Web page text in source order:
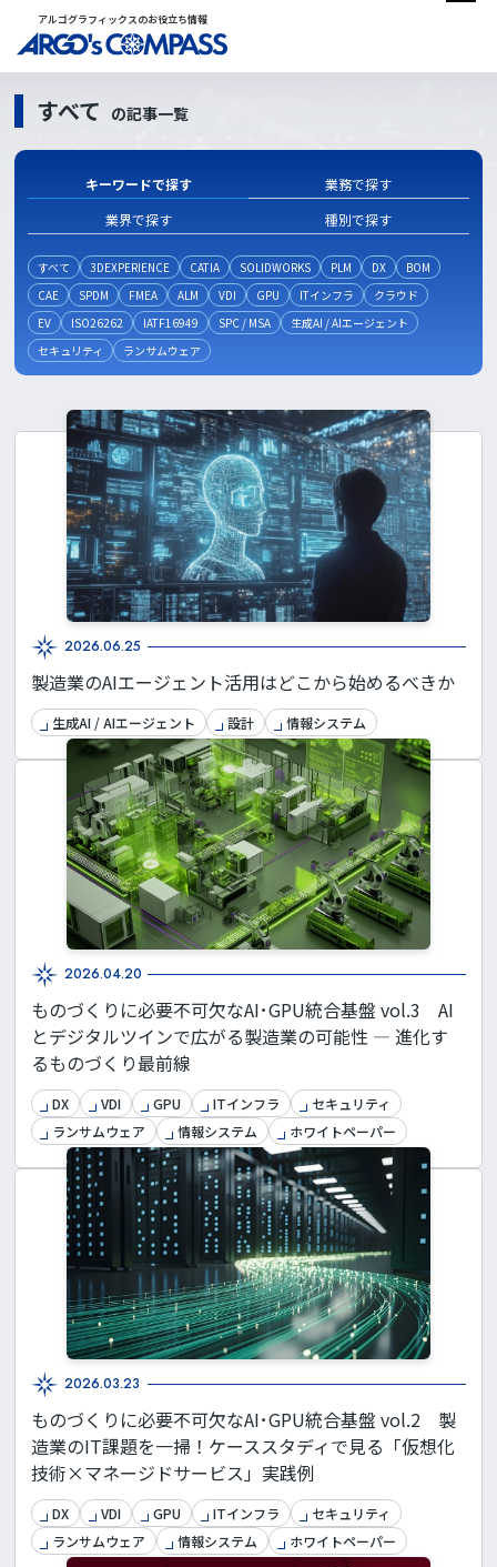
アルゴグラフィックスのお役立ち情報
すべて の記事一覧
キーワードで探す
業務で探す
業界で探す
種別で探す
すべて 3DEXPERIENCE CATIA SOLIDWORKS PLM DX
BOM
CAE
SPDM FMEA ALM VDI GPU ITインフラ
クラウド
EV
ISO26262 IATF16949 SPC / MSA
生成AI / AIエージェント
セキュリティ
ランサムウェア
2026.06.25
製造業のAIエージェント活用はどこから始めるべきか
生成AI / AIエージェント 設計 情報システム
2026.04.20
ものづくりに必要不可欠なAI･GPU統合基盤 vol.3 AI
とデジタルツインで広がる製造業の可能性 ― 進化す
るものづくり最前線
DX VDI GPU ITインフラ
セキュリティ
ランサムウェア
情報システム ホワイトペーパー
2026.03.23
ものづくりに必要不可欠なAI･GPU統合基盤 vol.2 製
造業のIT課題を一掃！ケーススタディで見る「仮想化
技術×マネージドサービス」実践例
DX VDI GPU ITインフラ
セキュリティ
ランサムウェア
情報システム ホワイトペーパー